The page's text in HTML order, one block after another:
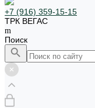
+7 (916) 359-15-15
ТРК ВЕГАС
Поиск